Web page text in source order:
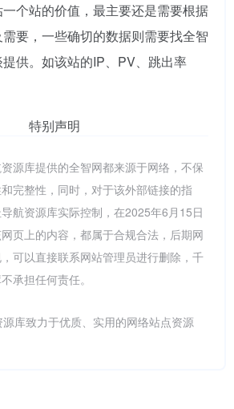
个站的价值，最主要还是需要根据
要，一些确切的数据则需要找全智
供。如该站的IP、PV、跳出率
特别声明
源库提供的全智网都来源于网络，不保
完整性，同时，对于该外部链接的指
航资源库实际控制，在2025年6月15日
页上的内容，都属于合规合法，后期网
可以直接联系网站管理员进行删除，千
承担任何责任。
库致力于优质、实用的网络站点资源